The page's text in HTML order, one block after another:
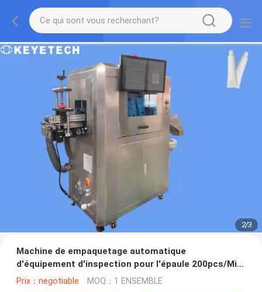
2/3
Machine de empaquetage automatique
d'équipement d'inspection pour l'épaule 200pcs/Min
de tube de pâte dentifrice
Prix：negotiable MOQ：1 ENSEMBLE